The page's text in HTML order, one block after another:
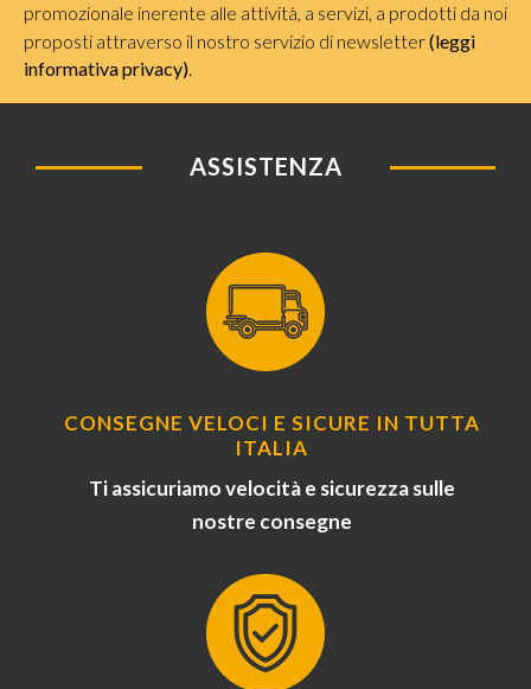
promozionale inerente alle attività, a servizi, a prodotti da noi
proposti attraverso il nostro servizio di newsletter(leggi
informativa privacy)
ASSISTENZA
CONSEGNE VELOCI E SICURE IN TUTTA
ITALIA
Ti assicuriamo velocità e sicurezza sulle
nostre consegne